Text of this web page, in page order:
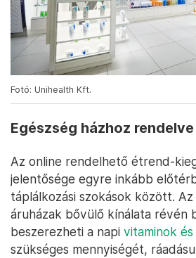
Fotó: Unihealth Kft.
Egészség házhoz rendelve
Az online rendelhető étrend-
jelentősége egyre inkább
táplálkozási szokások között.
áruházak bővülő kínálata révén
beszerezheti a napi vitaminok
szükséges mennyiségét,